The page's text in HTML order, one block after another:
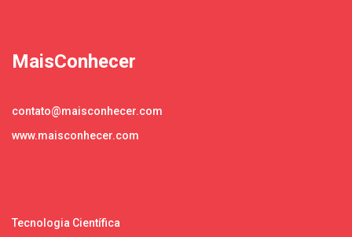
MaisConhecer
contato@maisconhecer.com
www.maisconhecer.com
Tecnologia Científica